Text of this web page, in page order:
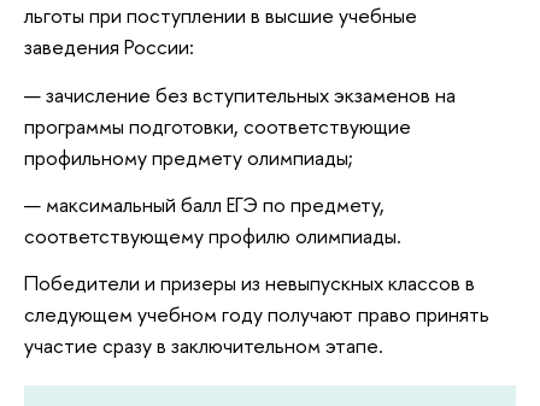
льготы при поступлении в высшие учебные
заведения России:
зачисление без вступительных экзаменов на
программы подготовки, соответствующие
профильному предмету олимпиады;
максимальный балл ЕГЭ по предмету,
соответствующему профилю олимпиады.
Победители и призеры из невыпускных классов в
следующем учебном году получают право принять
участие сразу в заключительном этапе.